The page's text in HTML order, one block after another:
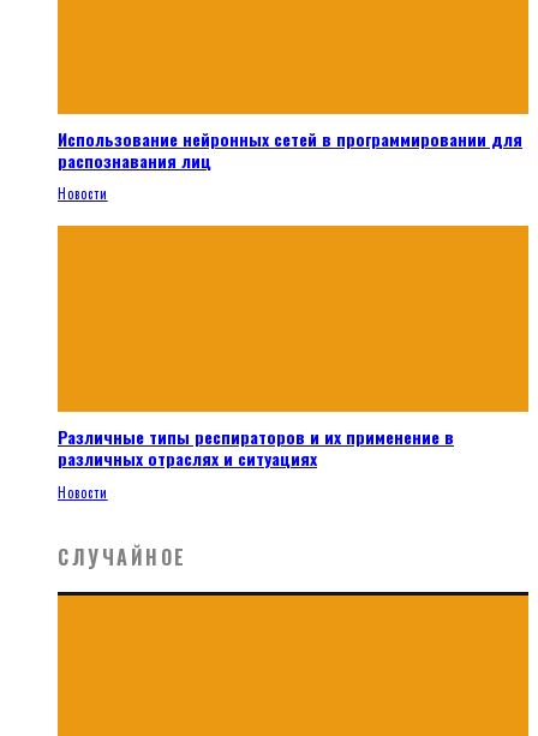
Использование нейронных сетей в программировании для
распознавания лиц
Новости
Различные типы респираторов и их применение в
различных отраслях и ситуациях
Новости
СЛУЧАЙНОЕ